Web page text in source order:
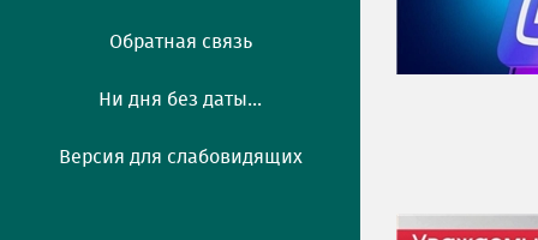
Обратная связь
Ни дня без даты...
Версия для слабовидящих